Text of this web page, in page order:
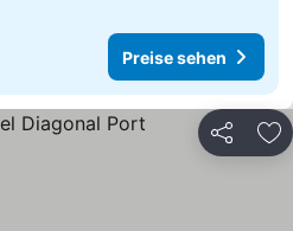
Preise sehen
Teilen